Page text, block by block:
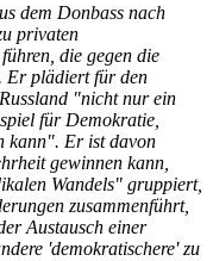
dem Donbass nach
privaten
die gegen die
Er plädiert für den
"nicht nur ein
für Demokratie,
kann". Er ist davon
gewinnen kann,
Wandels" gruppiert,
zusammenführt,
Austausch einer
'demokratischere' zu